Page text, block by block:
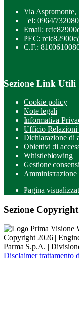
Via Aspromonte,
Tel: 0964/732080
Email:
PEC:
C.F.:
Sezione Link Utili
Cookie policy
Note legali
Informativa
Ufficio Relazioni
Dichiarazione di
Obiettivi di
Whistleblowing
Gestione
Amministrazione
Pagina
Sezione Copyright
Copyright 2026 |
Parma S.p.A. |
Disclaimer trattamento